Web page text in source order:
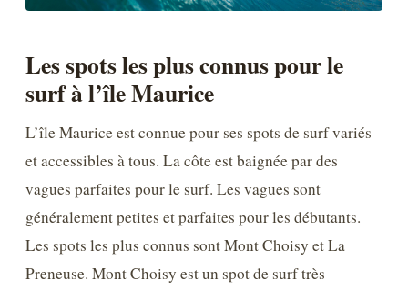
Les spots les plus connus pour le
surf à l’île Maurice
L’île Maurice est connue pour ses spots de surf variés
et accessibles à tous. La côte est baignée par des
vagues parfaites pour le surf. Les vagues sont
généralement petites et parfaites pour les débutants.
Les spots les plus connus sont Mont Choisy et La
Preneuse. Mont Choisy est un spot de surf très